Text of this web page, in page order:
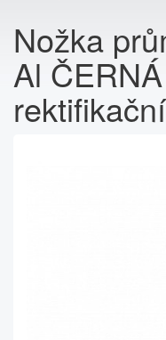
Nožka
Al
rektifikační